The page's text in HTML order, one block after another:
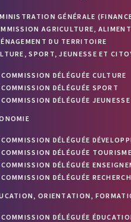
GÉNÉRALE
AGRICULTURE,
DU TERRITOIRE
SPORT, JEUNESSE ET
DÉLÉGUÉE CULTURE
DÉLÉGUÉE SPORT
DÉLÉGUÉE
DÉLÉGUÉE
DÉLÉGUÉE TOURISME
DÉLÉGUÉE
DÉLÉGUÉE
ORIENTATION,
DÉLÉGUÉE